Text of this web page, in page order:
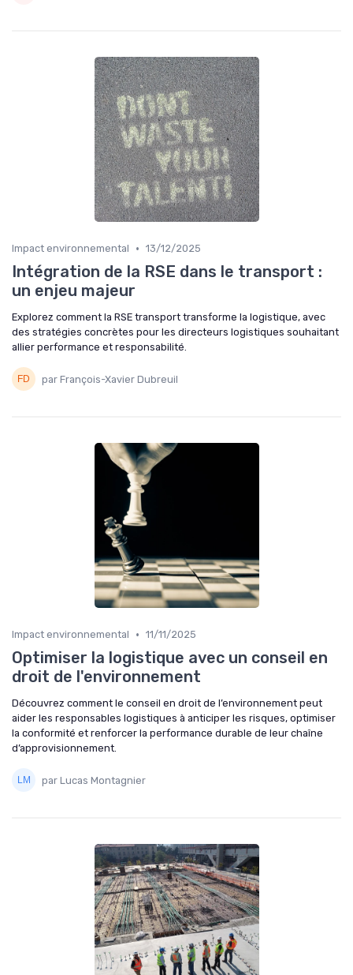
Impact environnemental • 13/12/2025
Intégration de la RSE dans le transport :
un enjeu majeur
Explorez comment la RSE transport transforme la logistique, avec
des stratégies concrètes pour les directeurs logistiques souhaitant
allier performance et responsabilité.
par François-Xavier Dubreuil
Impact environnemental • 11/11/2025
Optimiser la logistique avec un conseil en
droit de l'environnement
Découvrez comment le conseil en droit de l’environnement peut
aider les responsables logistiques à anticiper les risques, optimiser
la conformité et renforcer la performance durable de leur chaîne
d’approvisionnement.
par Lucas Montagnier